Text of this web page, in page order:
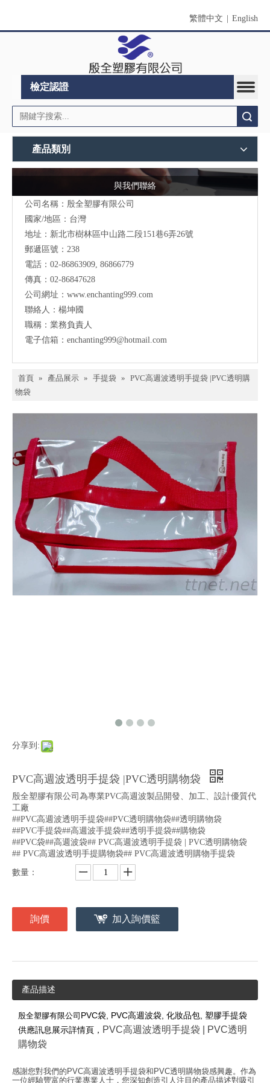
繁體中文 English
檢定認證
產品類別
與我們聯絡
公司名稱：殷全塑膠有限公司
國家/地區：台灣
地址： 新北市樹林區中山路二段151巷6弄26號
郵遞區號：238
電話：02-86863909, 86866779
傳真：02-86847628
公司網址：www.enchanting999.com
聯絡人：楊坤國
職稱：業務負責人
電子信箱：enchanting999@hotmail.com
首頁 » 產品展示 » 手提袋 » PVC高週波透明手提袋 |PVC透明購
物袋
分享到:
PVC高週波透明手提袋 |PVC透明購物袋
殷全塑膠有限公司為專業PVC高週波製品開發、加工、設計優質代
工廠
##PVC高週波透明手提袋##PVC透明購物袋##透明購物袋
##PVC手提袋##高週波手提袋##透明手提袋##購物袋
##PVC袋##高週波袋## PVC高週波透明手提袋 | PVC透明購物袋
## PVC高週波透明手提購物袋## PVC高週波透明購物手提袋
數量：
詢價 加入詢價籃
產品描述
殷全塑膠有限公司 PVC袋, PVC高週波袋, 化妝品包, 塑膠手提袋
供應訊息展示詳情頁， PVC高週波透明手提袋 | PVC透明
購物袋
感謝您對我們的PVC高週波透明手提袋和PVC透明購物袋感興趣。作為
一位經驗豐富的行業專業人士，您深知創造引人注目的產品描述對吸引